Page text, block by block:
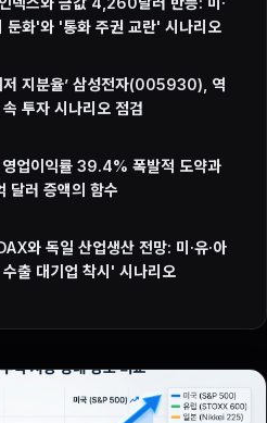
둔화'와 '통화 주권 교란' 시나리오
저 지분율’ 삼성전자(005930), 역
투자 시나리오 점검
업이익률 39.4% 폭발적 도약과
러 증액의 함수
와 독일 산업생산 전망: 미·유·아
출 대기업 착시' 시나리오